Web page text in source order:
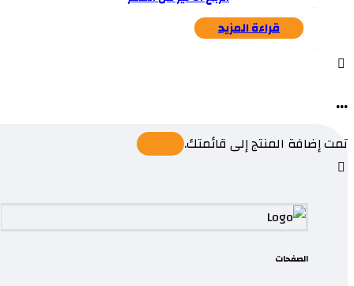
قراءة المزيد
...
تمت إضافة المنتج إلى قائمتك.
الصفحات